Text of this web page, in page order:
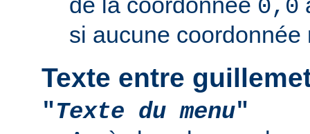
0,0
si aucune
Texte entre
"Texte du menu"